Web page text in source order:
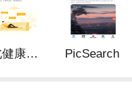
湖北健康科技 PicSearch